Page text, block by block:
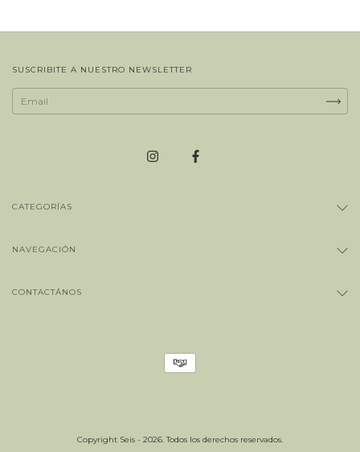
SUSCRIBITE A NUESTRO NEWSLETTER
CATEGORÍAS
NAVEGACIÓN
CONTACTÁNOS
Copyright Seis - 2026. Todos los derechos reservados.